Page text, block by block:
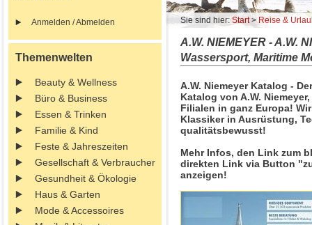
Anmelden / Abmelden
Themenwelten
Beauty & Wellness
Büro & Business
Essen & Trinken
Familie & Kind
Feste & Jahreszeiten
Gesellschaft & Verbraucher
Gesundheit & Ökologie
Haus & Garten
Mode & Accessoires
Sie sind hier: Start>Reise &
A.W. NIEMEYER - A.W.
Wassersport, Maritime
A.W. Niemeyer Katalog -
Katalog von A.W.
Filialen in ganz Europa!
Klassiker in Ausrüstung,
qualitätsbewusst!
Mehr Infos, den Link zum
direkten Link via Button
anzeigen!